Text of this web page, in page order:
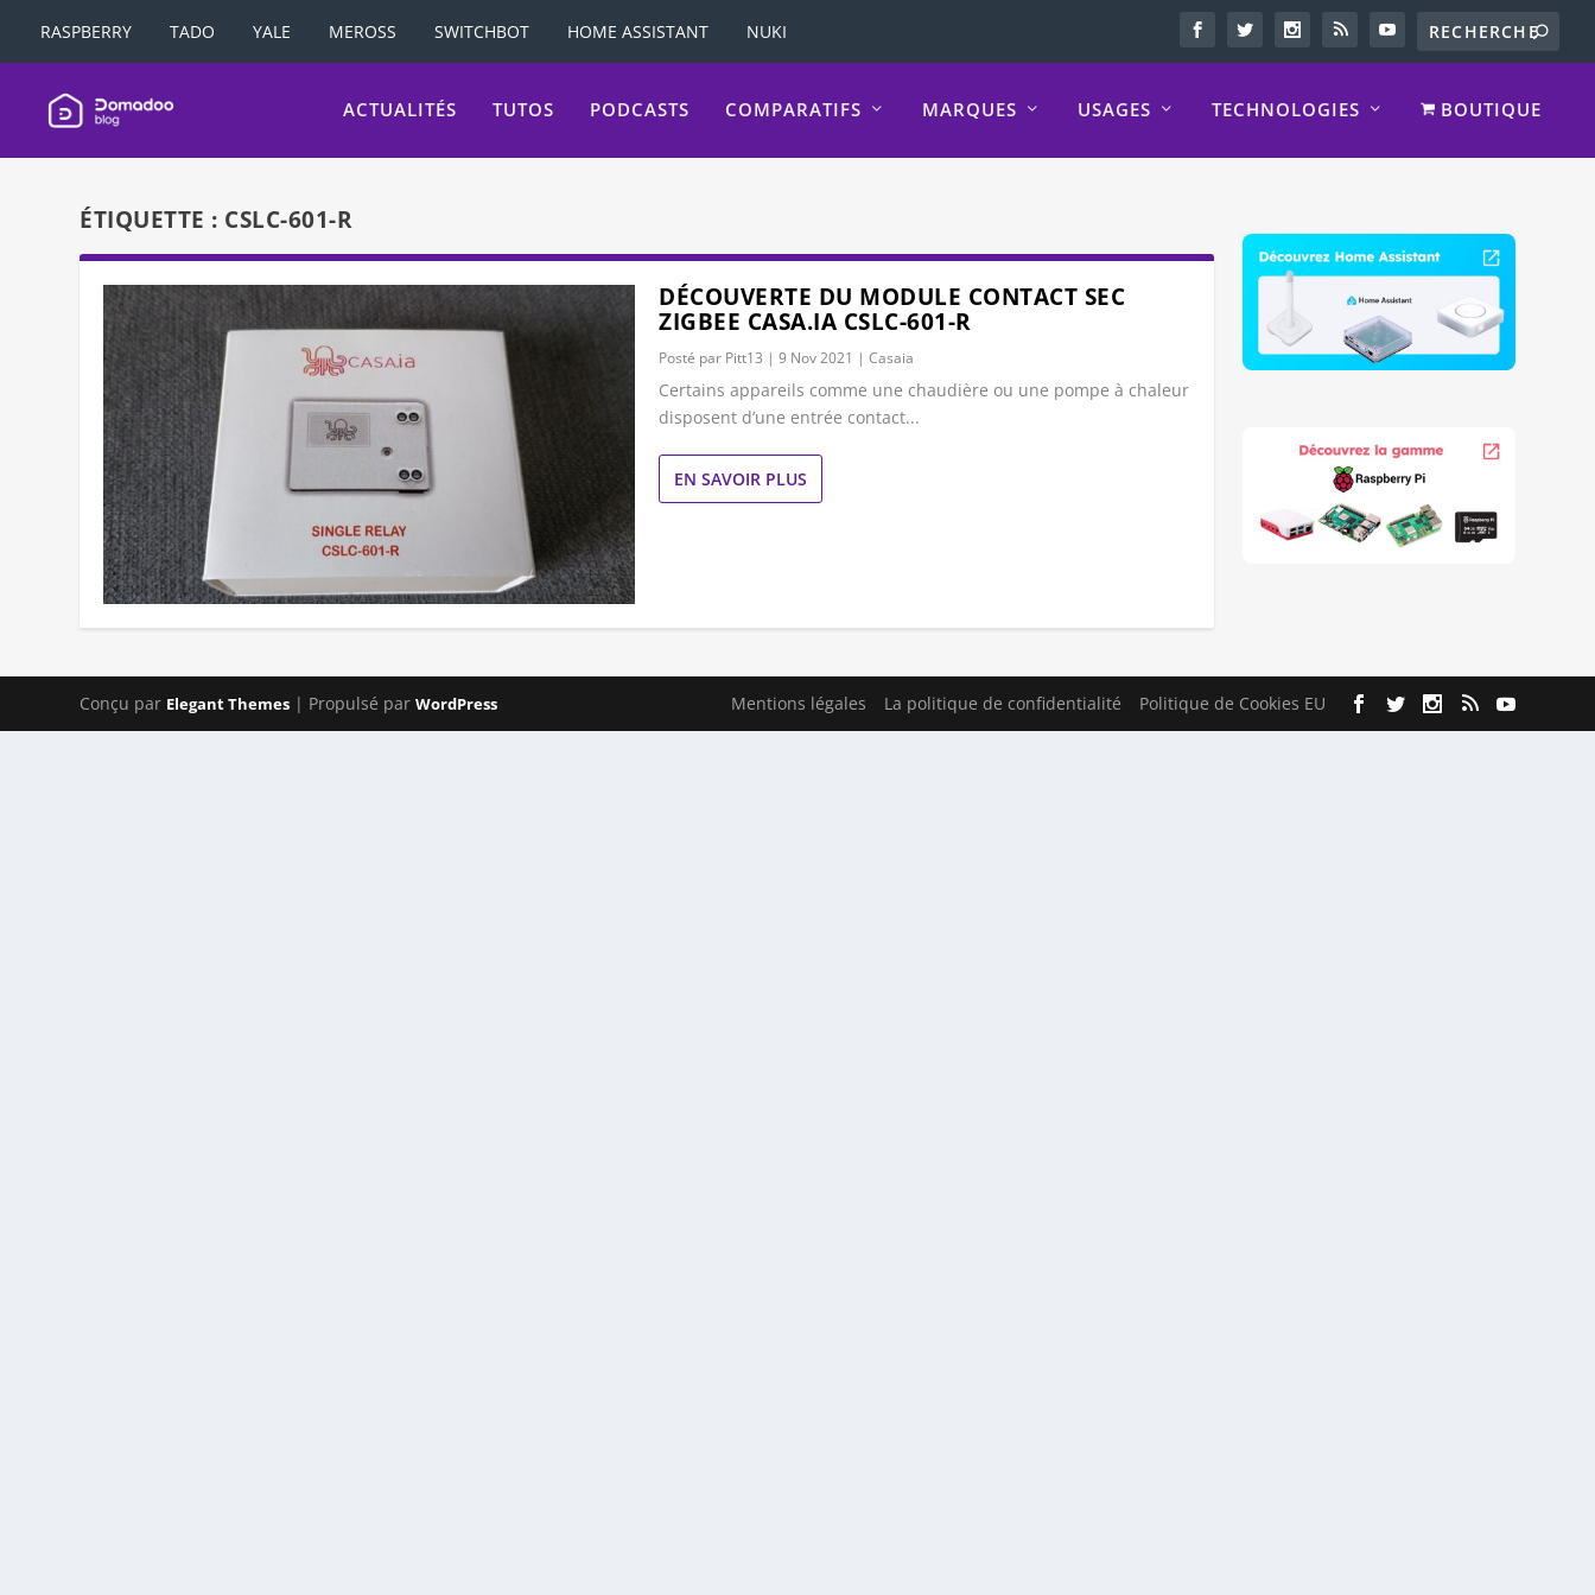
RASPBERRY TADO YALE MEROSS SWITCHBOT HOME ASSISTANT NUKI
ACTUALITÉS TUTOS PODCASTS COMPARATIFS MARQUES USAGES TECHNOLOGIES BOUTIQUE
ÉTIQUETTE : CSLC-601-R
DÉCOUVERTE DU MODULE CONTACT SEC
ZIGBEE CASA.IA CSLC-601-R
Posté par Pitt13 |9 Nov 2021 |Casaia
Certains appareils comme une chaudière ou une pompe à chaleur
disposent d’une entrée contact...
EN SAVOIR PLUS
Conçu par Elegant Themes | Propulsé parWordPress Mentions légales La politique de confidentialité Politique de Cookies EU